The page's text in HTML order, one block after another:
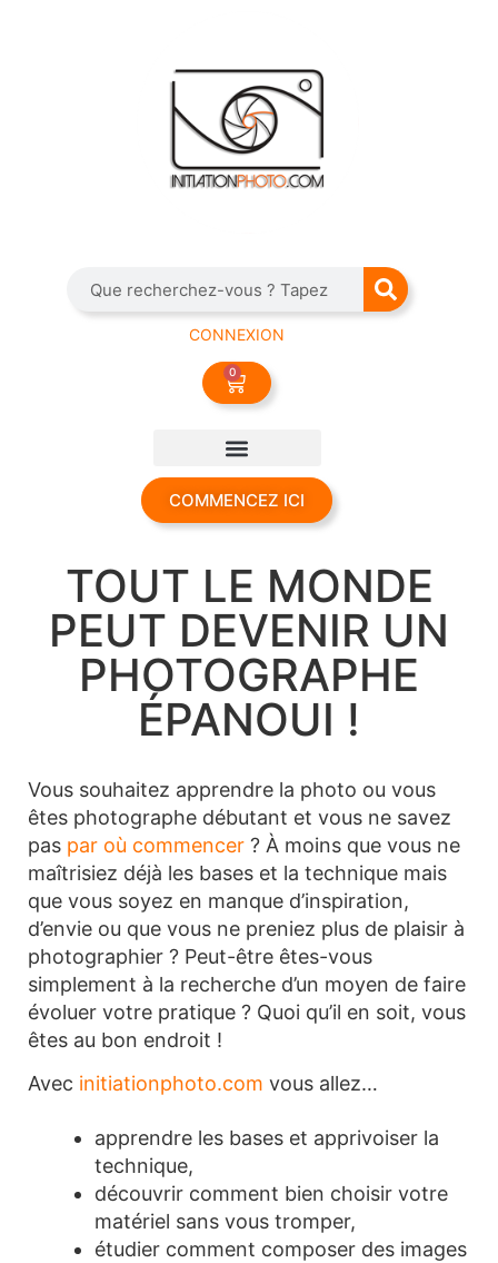
CONNEXION
0
COMMENCEZ ICI
TOUT LE MONDE
PEUT DEVENIR UN
PHOTOGRAPHE
ÉPANOUI !
Vous souhaitez apprendre la photo ou vous
êtes photographe débutant et vous ne savez
pas par où commencer ? À moins que vous ne
maîtrisiez déjà les bases et la technique mais
que vous soyez en manque d’inspiration,
d’envie ou que vous ne preniez plus de plaisir à
photographier ? Peut-être êtes-vous
simplement à la recherche d’un moyen de faire
évoluer votre pratique ? Quoi qu’il en soit, vous
êtes au bon endroit !
Avec initiationphoto.com vous allez…
apprendre les bases et apprivoiser la
technique,
découvrir comment bien choisir votre
matériel sans vous tromper,
étudier comment composer des images